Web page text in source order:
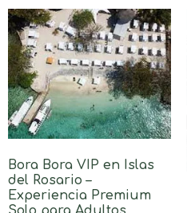
Bora Bora VIP en Islas
del Rosario –
Experiencia Premium